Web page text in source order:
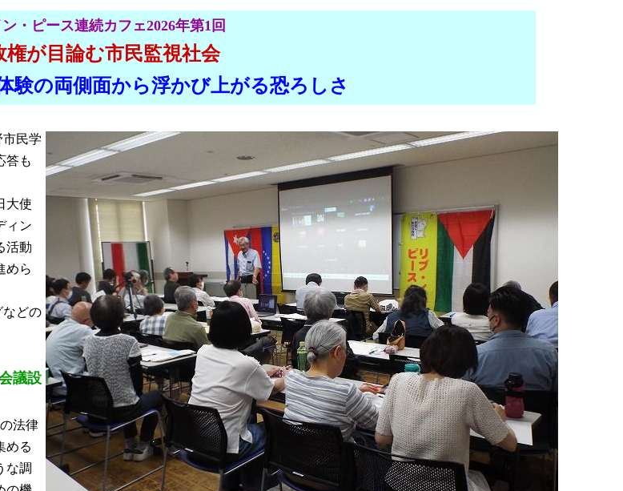
・ピース連続カフェ2026年第1回
権が目論む市民監視社会
の両側面から浮かび上がる恐ろしさ
民学
答も
大使
ィン
活動
めら
どの
議設
法律
める
な調